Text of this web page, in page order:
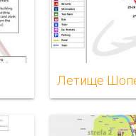
Летище